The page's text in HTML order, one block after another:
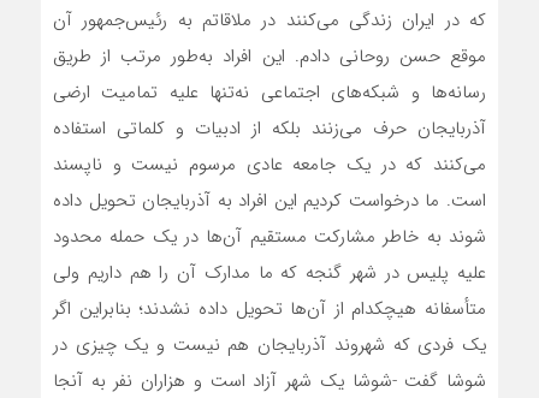
که در ایران زندگی می‌کنند در ملاقاتم به رئیس‌جمهور آن
موقع حسن روحانی دادم. این افراد به‌طور مرتب از طریق
رسانه‌ها و شبکه‌های اجتماعی نه‌تنها علیه تمامیت ارضی
آذربایجان حرف می‌زنند بلکه از ادبیات و کلماتی استفاده
می‌کنند که در یک جامعه عادی مرسوم نیست و ناپسند
است. ما درخواست کردیم این افراد به آذربایجان تحویل داده
شوند به خاطر مشارکت مستقیم آن‌ها در یک حمله محدود
علیه پلیس در شهر گنجه که ما مدارک آن را هم داریم ولی
متأسفانه هیچکدام از آن‌ها تحویل داده نشدند؛ بنابراین اگر
یک فردی که شهروند آذربایجان هم نیست و یک چیزی در
شوشا گفت -شوشا یک شهر آزاد است و هزاران نفر به آنجا